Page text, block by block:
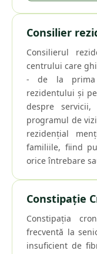
Consilier
Consilierul
centrului care
- de la prima
rezidentului și
despre
programul de
rezidențial
familiile, fiind
orice întrebare
Constipație
Constipația
frecventă la
insuficient de